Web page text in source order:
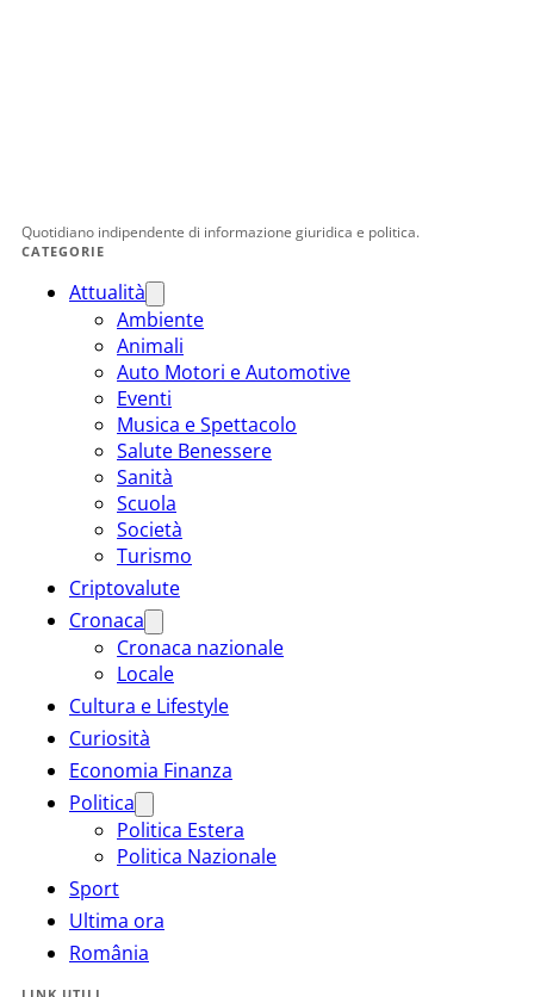
Quotidiano indipendente di informazione giuridica e politica.
CATEGORIE
Attualità
Ambiente
Animali
Auto Motori e Automotive
Eventi
Musica e Spettacolo
Salute Benessere
Sanità
Scuola
Società
Turismo
Criptovalute
Cronaca
Cronaca nazionale
Locale
Cultura e Lifestyle
Curiosità
Economia Finanza
Politica
Politica Estera
Politica Nazionale
Sport
Ultima ora
România
LINK UTILI